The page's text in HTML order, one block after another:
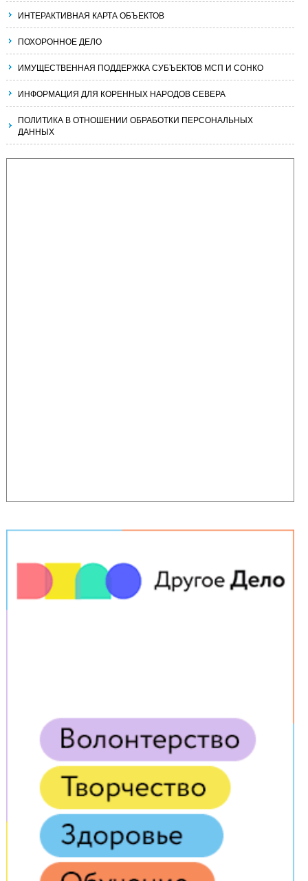
ИНТЕРАКТИВНАЯ КАРТА ОБЪЕКТОВ
ПОХОРОННОЕ ДЕЛО
ИМУЩЕСТВЕННАЯ ПОДДЕРЖКА СУБЪЕКТОВ МСП И СОНКО
ИНФОРМАЦИЯ ДЛЯ КОРЕННЫХ НАРОДОВ СЕВЕРА
ПОЛИТИКА В ОТНОШЕНИИ ОБРАБОТКИ ПЕРСОНАЛЬНЫХ
ДАННЫХ